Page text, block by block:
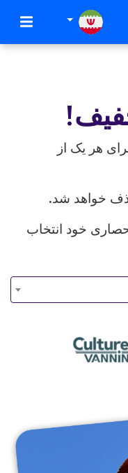
ویژه برای هر یک از
خواهد شد.
خود انتخاب